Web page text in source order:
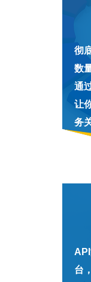
彻
数
通
让
务
台